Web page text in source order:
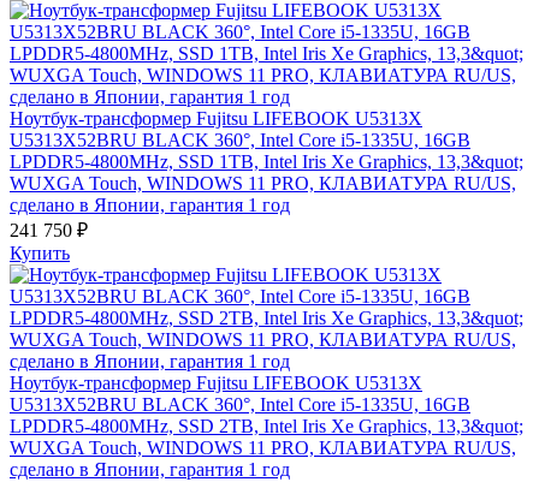
Ноутбук-трансформер Fujitsu LIFEBOOK U5313X
U5313X52BRU BLACK 360°, Intel Core i5-1335U, 16GB
LPDDR5-4800MHz, SSD 1TB, Intel Iris Xe Graphics, 13,3&quot;
WUXGA Touch, WINDOWS 11 PRO, КЛАВИАТУРА RU/US,
сделано в Японии, гарантия 1 год
241 750 ₽
Купить
Ноутбук-трансформер Fujitsu LIFEBOOK U5313X
U5313X52BRU BLACK 360°, Intel Core i5-1335U, 16GB
LPDDR5-4800MHz, SSD 2TB, Intel Iris Xe Graphics, 13,3&quot;
WUXGA Touch, WINDOWS 11 PRO, КЛАВИАТУРА RU/US,
сделано в Японии, гарантия 1 год